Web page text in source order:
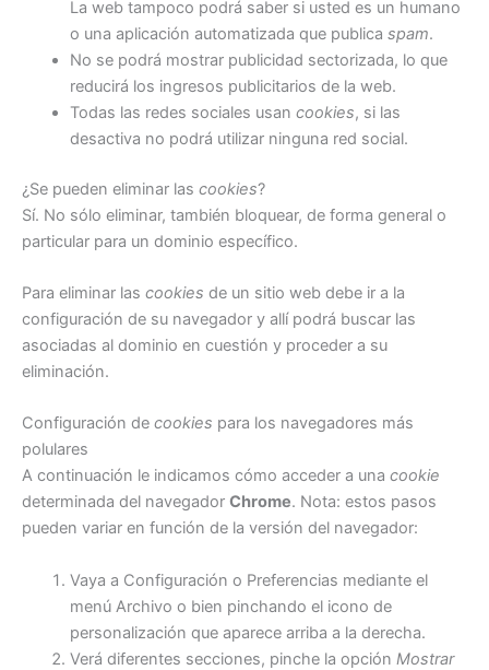
La web tampoco podrá saber si usted es un humano
o una aplicación automatizada que publica spam.
No se podrá mostrar publicidad sectorizada, lo que
reducirá los ingresos publicitarios de la web.
Todas las redes sociales usan cookies, si las
desactiva no podrá utilizar ninguna red social.
¿Se pueden eliminar las cookies?
Sí. No sólo eliminar, también bloquear, de forma general o
particular para un dominio específico.
Para eliminar las cookies de un sitio web debe ir a la
configuración de su navegador y allí podrá buscar las
asociadas al dominio en cuestión y proceder a su
eliminación.
Configuración de cookies para los navegadores más
polulares
A continuación le indicamos cómo acceder a una cookie
determinada del navegador Chrome. Nota: estos pasos
pueden variar en función de la versión del navegador:
Vaya a Configuración o Preferencias mediante el
menú Archivo o bien pinchando el icono de
personalización que aparece arriba a la derecha.
Verá diferentes secciones, pinche la opción Mostrar